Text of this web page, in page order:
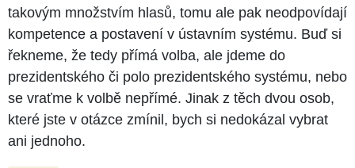
takovým množstvím hlasů, tomu ale pak neodpovídají
kompetence a postavení v ústavním systému. Buď si
řekneme, že tedy přímá volba, ale jdeme do
prezidentského či polo prezidentského systému, nebo
se vraťme k volbě nepřímé. Jinak z těch dvou osob,
které jste v otázce zmínil, bych si nedokázal vybrat
ani jednoho.